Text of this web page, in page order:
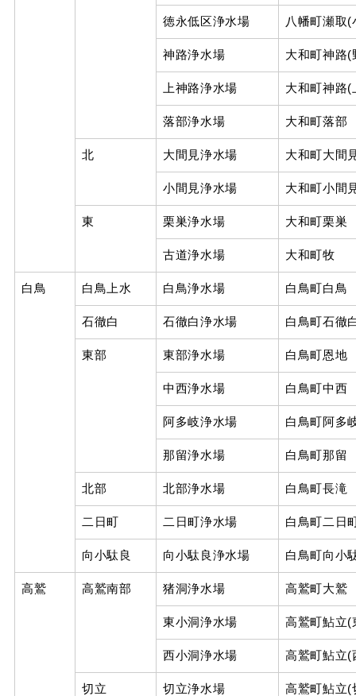
徳永低区浄水場 八幡町瀬取(
神路浄水場 大和町神路(
上神路浄水場 大和町神路(
落部浄水場 大和町落部
北 大間見浄水場 大和町大間
小間見浄水場 大和町小間
東 栗巣浄水場 大和町栗巣
古道浄水場 大和町牧
白鳥 白鳥上水 白鳥浄水場 白鳥町白鳥
石徹白 石徹白浄水場 白鳥町石徹
東部 東部浄水場 白鳥町恩地
中西浄水場 白鳥町中西
阿多岐浄水場 白鳥町阿多
那留浄水場 白鳥町那留
北部 北部浄水場 白鳥町長滝
二日町 二日町浄水場 白鳥町二日
向小駄良 向小駄良浄水場 白鳥町向小
高鷲 高鷲南部 猪洞浄水場 高鷲町大鷲
東小洞浄水場 高鷲町鮎立(
西小洞浄水場 高鷲町鮎立(
切立 切立浄水場 高鷲町鮎立(